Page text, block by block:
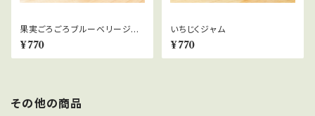
果実ごろごろブルーベリージャ
ム
¥770
いちじくジャム
¥770
その他の商品